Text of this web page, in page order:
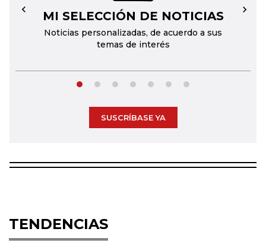
MI SELECCIÓN DE NOTICIAS
Noticias personalizadas, de acuerdo a sus
temas de interés
← →
SUSCRÍBASE YA
TENDENCIAS